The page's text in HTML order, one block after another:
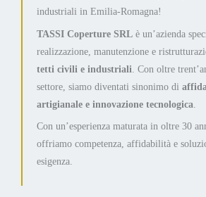
industriali in Emilia-Romagna!
TASSI Coperture SRL è un’azienda
realizzazione, manutenzione e
tetti civili e industriali . Con oltre
settore, siamo diventati sinonimo di
artigianale e innovazione tecnologica
Con un’esperienza maturata in oltre 30
offriamo competenza, affidabilità e
esigenza.